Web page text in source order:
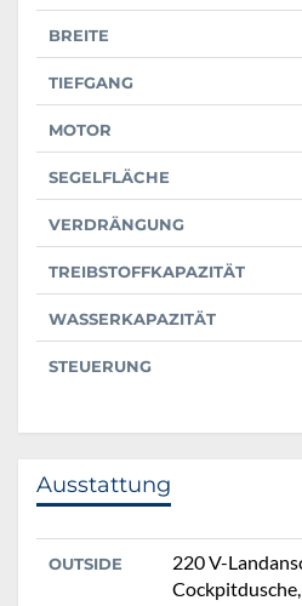
BREITE
TIEFGANG
MOTOR
SEGELFLÄCHE
VERDRÄNGUNG
TREIBSTOFFKAPAZITÄT
WASSERKAPAZITÄT
STEUERUNG
Ausstattung
OUTSIDE
220 V-